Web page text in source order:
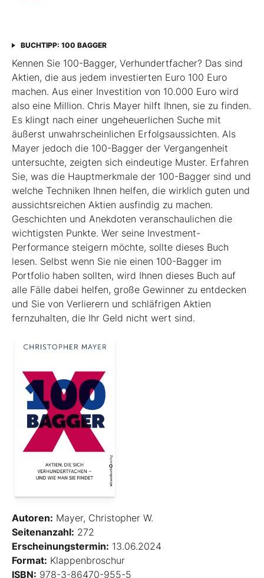
BUCHTIPP: 100 BAGGER
Kennen Sie 100-Bagger, Verhundertfacher? Das sind
Aktien, die aus jedem investierten Euro 100 Euro
machen. Aus einer Investition von 10.000 Euro wird
also eine Million. Chris Mayer hilft Ihnen, sie zu finden.
Es klingt nach einer ungeheuerlichen Suche mit
äußerst unwahrscheinlichen Erfolgsaussichten. Als
Mayer jedoch die 100-Bagger der Vergangenheit
untersuchte, zeigten sich eindeutige Muster. Erfahren
Sie, was die Hauptmerkmale der 100-Bagger sind und
welche Techniken Ihnen helfen, die wirklich guten und
aussichtsreichen Aktien ausfindig zu machen.
Geschichten und Anekdoten veranschaulichen die
wichtigsten Punkte. Wer seine Investment-
Performance steigern möchte, sollte dieses Buch
lesen. Selbst wenn Sie nie einen 100-Bagger im
Portfolio haben sollten, wird Ihnen dieses Buch auf
alle Fälle dabei helfen, große Gewinner zu entdecken
und Sie von Verlierern und schläf­rigen Aktien
fernzuhalten, die Ihr Geld nicht wert sind.
Autoren: Mayer, Christopher W.
Seitenanzahl: 272
Erscheinungstermin: 13.06.2024
Format: Klappenbroschur
ISBN: 978-3-86470-955-5